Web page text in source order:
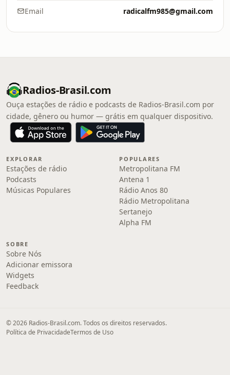
Email radicalfm985@gmail.com
Radios-Brasil.com
Ouça estações de rádio e podcasts de Radios-Brasil.com por
cidade, gênero ou humor — grátis em qualquer dispositivo.
EXPLORAR
Estações de rádio
Podcasts
Músicas Populares
POPULARES
Metropolitana FM
Antena 1
Rádio Anos 80
Rádio Metropolitana
Sertanejo
Alpha FM
SOBRE
Sobre Nós
Adicionar emissora
Widgets
Feedback
© 2026 Radios-Brasil.com. Todos os direitos reservados.
Política de PrivacidadeTermos de Uso